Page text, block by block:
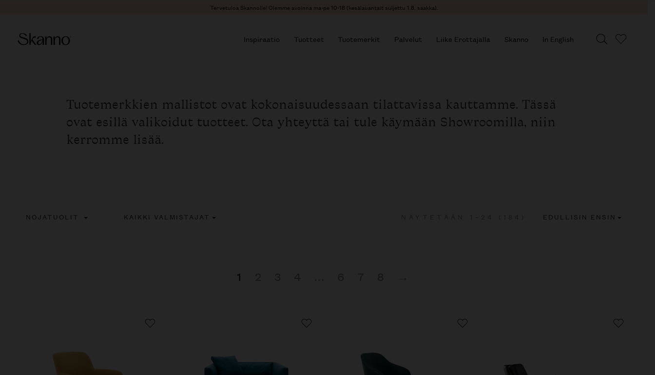
Tervetuloa Skannolle! Olemme avoinna ma-pe 10-18 (kesälauantait suljettu 1.8. saakka).
Inspiraatio Tuotteet Tuotemerkit Palvelut Liike Erottajalla Skanno In English
Tuotemerkkien mallistot ovat kokonaisuudessaan tilattavissa kauttamme. Tässä
ovat esillä valikoidut tuotteet. Ota yhteyttä tai tule käymään Showroomilla, niin
kerromme lisää.
NOJATUOLIT KAIKKI VALMISTAJAT EDULLISIN ENSIN
1